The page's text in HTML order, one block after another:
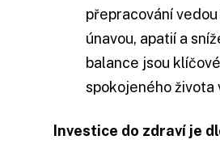
přepracování
únavou, apatií a
balance jsou
spokojeného života
Investice do zdraví je